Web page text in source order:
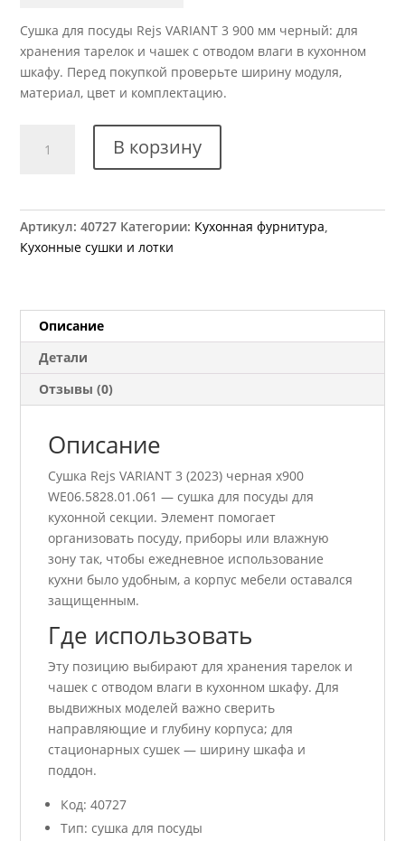
Сушка для посуды Rejs VARIANT 3 900 мм черный: для
хранения тарелок и чашек с отводом влаги в кухонном
шкафу. Перед покупкой проверьте ширину модуля,
материал, цвет и комплектацию.
товара
(2023)
WE06.5828.01.061
В корзину
Артикул:40727 Категории: Кухонная фурнитура
Кухонные сушки и лотки
Описание
Детали
Отзывы (0)
Описание
Сушка Rejs VARIANT 3 (2023) черная x900
WE06.5828.01.061 — сушка для посуды для
кухонной секции. Элемент помогает
организовать посуду, приборы или влажную
зону так, чтобы ежедневное использование
кухни было удобным, а корпус мебели оставался
защищенным.
Где использовать
Эту позицию выбирают для хранения тарелок и
чашек с отводом влаги в кухонном шкафу. Для
выдвижных моделей важно сверить
направляющие и глубину корпуса; для
стационарных сушек — ширину шкафа и
поддон.
Код: 40727
Тип: сушка для посуды